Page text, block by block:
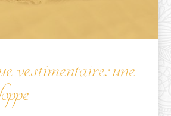
vestimentaire: une